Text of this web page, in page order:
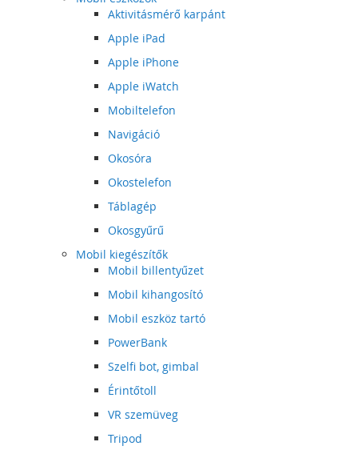
Aktivitásmérő karpánt
Apple iPad
Apple iPhone
Apple iWatch
Mobiltelefon
Navigáció
Okosóra
Okostelefon
Táblagép
Okosgyűrű
Mobil kiegészítők
Mobil billentyűzet
Mobil kihangosító
Mobil eszköz tartó
PowerBank
Szelfi bot, gimbal
Érintőtoll
VR szemüveg
Tripod